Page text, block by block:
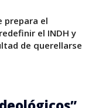
prepara el
el INDH y
de querellarse